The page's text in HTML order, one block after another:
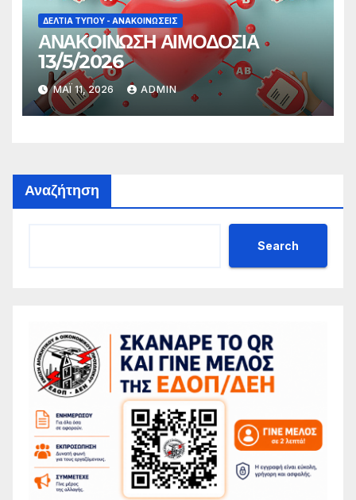
ΔΕΛΤΊΑ ΤΎΠΟΥ - ΑΝΑΚΟΙΝΏΣΕΙΣ
ΑΝΑΚΟΙΝΩΣΗ ΑΙΜΟΔΟΣΙΑ
13/5/2026
ΜΆΙ 11, 2026 ADMIN
Αναζήτηση
Search